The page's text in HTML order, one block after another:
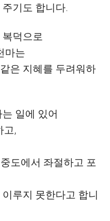
기도 합니다.
덕으로
마는
은 지혜를 두려워하
일에 있어
고,
도에서 좌절하고 포
루지 못한다고 합니